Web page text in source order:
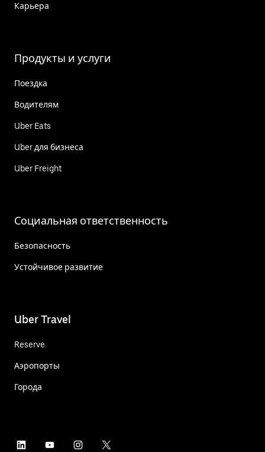
Карьера
Продукты и услуги
Поездка
Водителям
Uber Eats
Uber для бизнеса
Uber Freight
Социальная ответственность
Безопасность
Устойчивое развитие
Uber Travel
Reserve
Аэропорты
Города